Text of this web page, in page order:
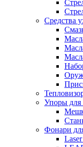
Средства
Упоры для
Фонари